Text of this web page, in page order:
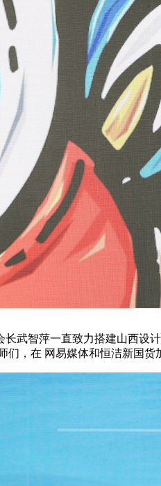
智萍一直致力搭建山西设计
们，在 网易媒体和恒洁新国